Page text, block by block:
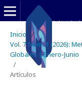
Inicio /
Vol. 7 Núm. 1 (2026):
Globales | Enero-Junio
/
Artículos